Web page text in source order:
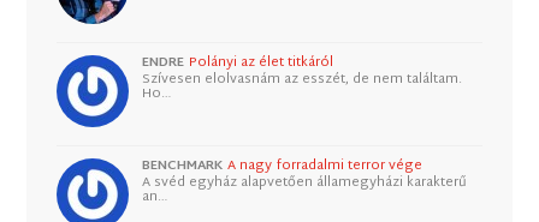
ENDRE Polányi az élet titkáról
Szívesen elolvasnám az esszét, de nem találtam.
Ho…
BENCHMARK A nagy forradalmi terror vége
A svéd egyház alapvetően államegyházi karakterű
an…